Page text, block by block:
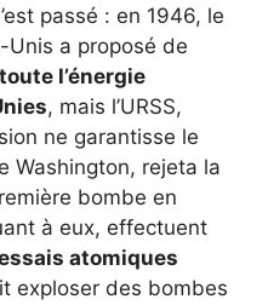
passé : en 1946, le
Unis a proposé de
l’énergie
, mais l’URSS,
ne garantisse le
Washington, rejeta la
bombe en
à eux, effectuent
atomiques
exploser des bombes